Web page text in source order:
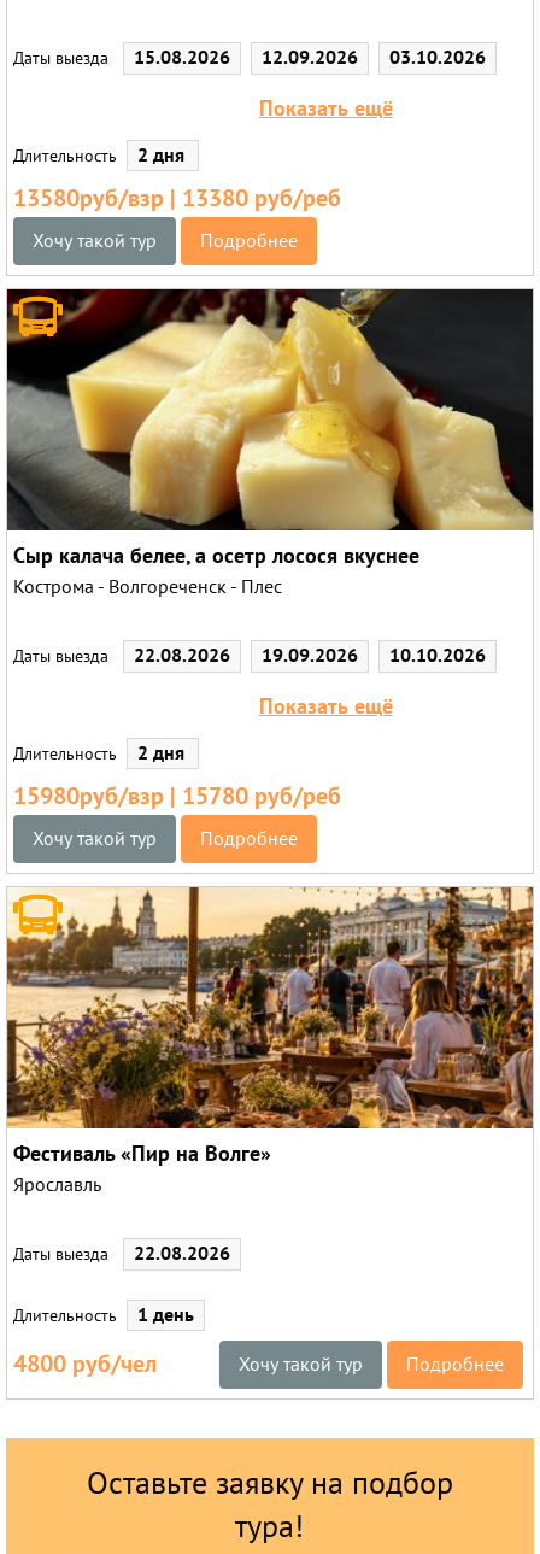
Даты выезда 15.08.2026 12.09.2026
03.10.2026
Показать ещё
Длительность 2 дня
13580руб/взр | 13380 руб/реб
Хочу такой тур Подробнее
Сыр калача белее, а осетр лосося вкуснее
Кострома - Волгореченск - Плес
Даты выезда 22.08.2026 19.09.2026
10.10.2026
Показать ещё
Длительность 2 дня
15980руб/взр | 15780 руб/реб
Хочу такой тур Подробнее
Фестиваль «Пир на Волге»
Ярославль
Даты выезда 22.08.2026
Длительность 1 день
4800 руб/чел Хочу такой тур Подробнее
Оставьте заявку на подбор
тура!